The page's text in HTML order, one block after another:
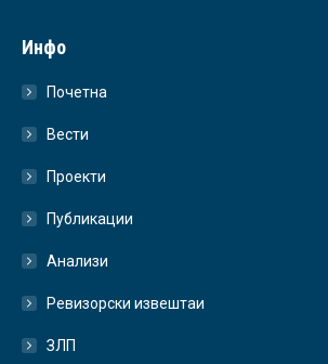
Инфо
Почетна
Вести
Проекти
Публикации
Анализи
Ревизорски извештаи
ЗЛП